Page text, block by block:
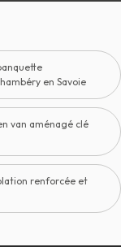
en Savoie
van aménagé clé
renforcée et